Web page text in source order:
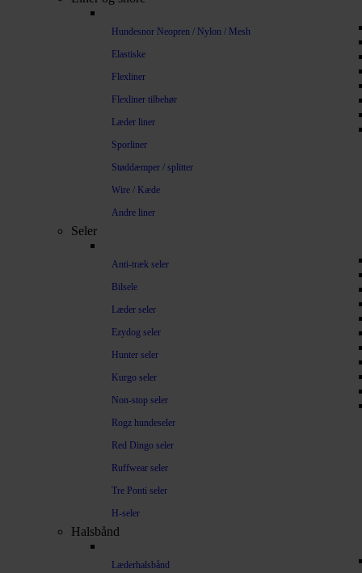
Hundesnor Neopren / Nylon / Mesh
Elastiske
Flexliner
Flexliner tilbehør
Læder liner
Sporliner
Støddæmper / splitter
Wire / Kæde
Andre liner
Seler
Anti-træk seler
Bilsele
Læder seler
Ezydog seler
Hunter seler
Kurgo seler
Non-stop seler
Rogz hundeseler
Red Dingo seler
Ruffwear seler
Tre Ponti seler
H-seler
Halsbånd
Læderhalsbånd